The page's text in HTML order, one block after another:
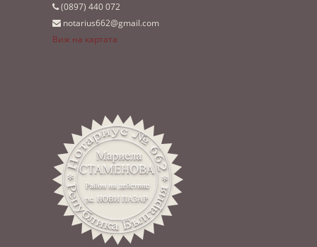
(0897)­ 440 072
notarius662@gmail.com
Виж на картата